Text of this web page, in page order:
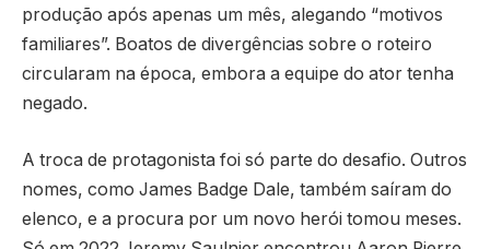
produção após apenas um mês, alegando “motivos
familiares”. Boatos de divergências sobre o roteiro
circularam na época, embora a equipe do ator tenha
negado.
A troca de protagonista foi só parte do desafio. Outros
nomes, como James Badge Dale, também saíram do
elenco, e a procura por um novo herói tomou meses.